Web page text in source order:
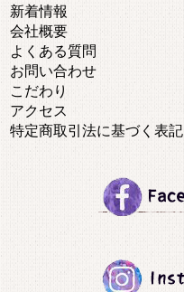
新着情報
会社概要
よくある質問
お問い合わせ
こだわり
アクセス
特定商取引法に基づく表記